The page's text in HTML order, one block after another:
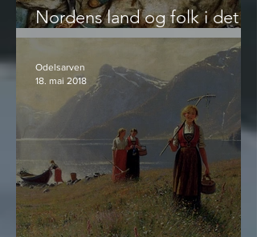
Nordens land og folk i det
femte århundre
Odelsarven
18. mai 2018